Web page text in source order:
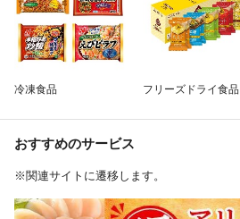
冷凍食品 フリーズドライ食品
おすすめのサービス
※関連サイトに遷移します。